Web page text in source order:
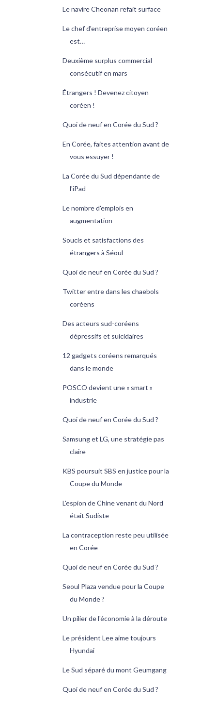
Le navire Cheonan refait surface
Le chef d'entreprise moyen coréen
est…
Deuxième surplus commercial
consécutif en mars
Étrangers ! Devenez citoyen
coréen !
Quoi de neuf en Corée du Sud ?
En Corée, faites attention avant de
vous essuyer !
La Corée du Sud dépendante de
l'iPad
Le nombre d'emplois en
augmentation
Soucis et satisfactions des
étrangers à Séoul
Quoi de neuf en Corée du Sud ?
Twitter entre dans les chaebols
coréens
Des acteurs sud-coréens
dépressifs et suicidaires
12 gadgets coréens remarqués
dans le monde
POSCO devient une « smart »
industrie
Quoi de neuf en Corée du Sud ?
Samsung et LG, une stratégie pas
claire
KBS poursuit SBS en justice pour la
Coupe du Monde
L'espion de Chine venant du Nord
était Sudiste
La contraception reste peu utilisée
en Corée
Quoi de neuf en Corée du Sud ?
Seoul Plaza vendue pour la Coupe
du Monde ?
Un pilier de l'économie à la déroute
Le président Lee aime toujours
Hyundai
Le Sud séparé du mont Geumgang
Quoi de neuf en Corée du Sud ?